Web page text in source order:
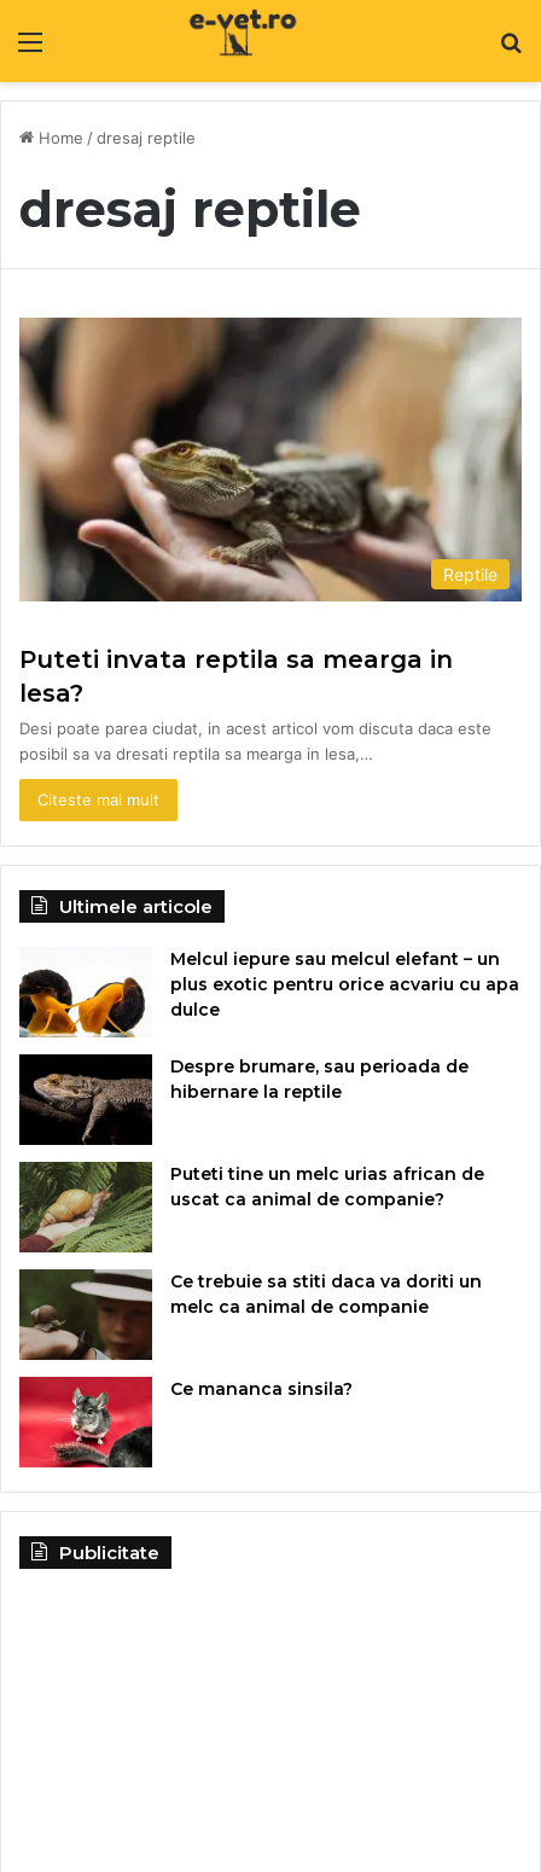
Home /dresaj reptile
dresaj reptile
Reptile
Puteti invata reptila sa mearga in
lesa?
Desi poate parea ciudat, in acest articol vom discuta daca este
posibil sa va dresati reptila sa mearga in lesa,…
Citeste mai mult
Ultimele articole
Melcul iepure sau melcul elefant – un
plus exotic pentru orice acvariu cu apa
dulce
Despre brumare, sau perioada de
hibernare la reptile
Puteti tine un melc urias african de
uscat ca animal de companie?
Ce trebuie sa stiti daca va doriti un
melc ca animal de companie
Ce mananca sinsila?
Publicitate